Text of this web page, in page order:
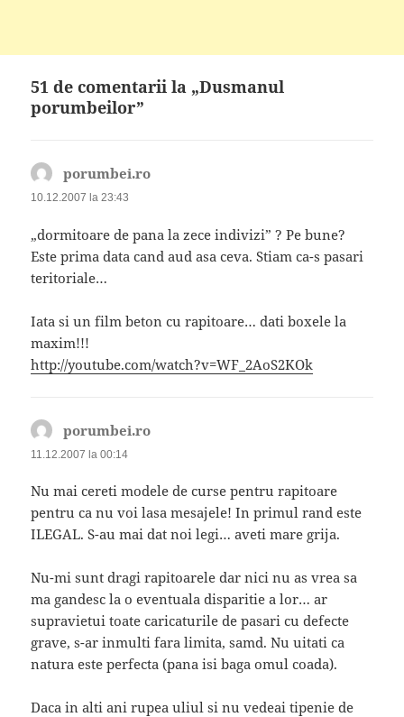
51 de comentarii la „Dusmanul
porumbeilor”
porumbei.ro
10.12.2007 la 23:43
„dormitoare de pana la zece indivizi” ? Pe bune?
Este prima data cand aud asa ceva. Stiam ca-s pasari
teritoriale…
Iata si un film beton cu rapitoare… dati boxele la
maxim!!!
http://youtube.com/watch?v=WF_2AoS2KOk
porumbei.ro
11.12.2007 la 00:14
Nu mai cereti modele de curse pentru rapitoare
pentru ca nu voi lasa mesajele! In primul rand este
ILEGAL. S-au mai dat noi legi… aveti mare grija.
Nu-mi sunt dragi rapitoarele dar nici nu as vrea sa
ma gandesc la o eventuala disparitie a lor… ar
supravietui toate caricaturile de pasari cu defecte
grave, s-ar inmulti fara limita, samd. Nu uitati ca
natura este perfecta (pana isi baga omul coada).
Daca in alti ani rupea uliul si nu vedeai tipenie de